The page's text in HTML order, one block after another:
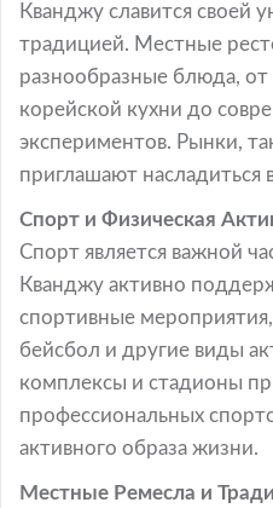
Кванджу славится своей
традицией. Местные
разнообразные блюда,
корейской кухни до
экспериментов. Рынки,
приглашают насладиться
Спорт и Физическая
Спорт является важной
Кванджу активно
спортивные
бейсбол и другие виды
комплексы и стадионы
профессиональных
активного образа жизни.
Местные Ремесла и